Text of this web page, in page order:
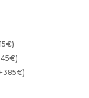
€)
€)
385€)